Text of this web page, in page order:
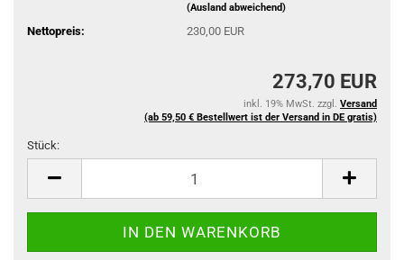
(Ausland abweichend)
Nettopreis: 230,00 EUR
273,70 EUR
inkl. 19% MwSt. zzgl. Versand
(ab 59,50 € Bestellwert ist der Versand in DE gratis)
Stück: